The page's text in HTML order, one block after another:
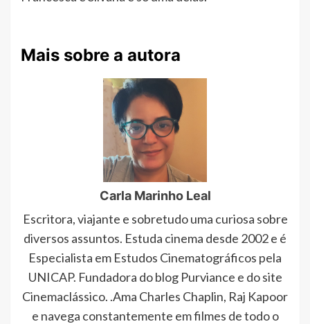
Mais sobre a autora
Carla Marinho Leal
Escritora, viajante e sobretudo uma curiosa sobre
diversos assuntos. Estuda cinema desde 2002 e é
Especialista em Estudos Cinematográficos pela
UNICAP. Fundadora do blog Purviance e do site
Cinemaclássico. .Ama Charles Chaplin, Raj Kapoor
e navega constantemente em filmes de todo o